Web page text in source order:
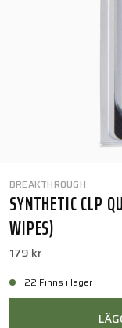
BREAKTHROUGH
SYNTHETIC CLP
WIPES)
179 kr
22 Finns i lager